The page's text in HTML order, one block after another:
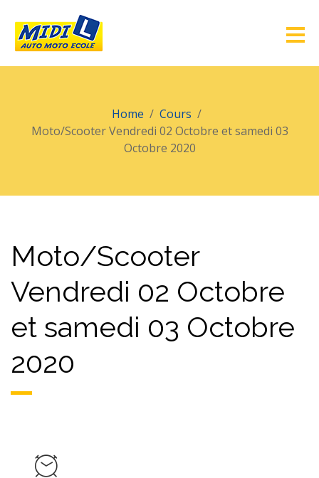
Home
Cours
Moto/Scooter Vendredi 02 Octobre et samedi 03
Octobre 2020
Moto/Scooter
Vendredi 02 Octobre
et samedi 03 Octobre
2020